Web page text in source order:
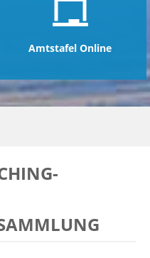
Amtstafel Online